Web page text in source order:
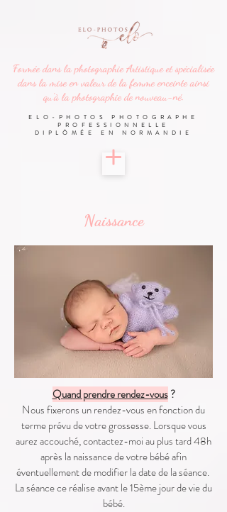
ELO-PHOTOS PHOTOGRAPHE
PROFESSIONNELLE
DIPLÔMÉE
EN NORMANDIE
Formée dans la photographieArtistique et spécialisée
dans la mise en valeur de la femme enceinte ainsi
qu'à la photographie de nouveau-né.
Naissance
Quand prendre rendez-vous?
Nous fixerons un rendez-vous en fonction du
terme prévu de votre grossesse. Lorsque vous
aurez accouché, contactez-moi au plus tard 48h
après la naissance de votre bébé afin
éventuellement de modifier la date de la séance. ​
La séance ce réalise avant le 15ème jour de vie du
bébé.